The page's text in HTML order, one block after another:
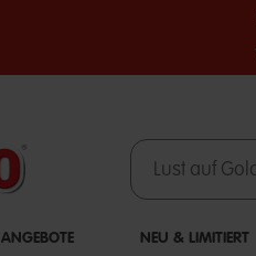
ANGEBOTE NEU & LIMITIERT